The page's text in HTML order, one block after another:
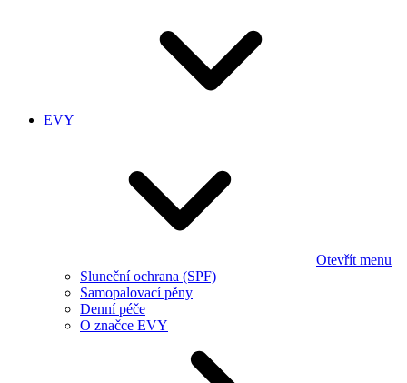
EVY
Otevřít menu
Sluneční ochrana (SPF)
Samopalovací pěny
Denní péče
O značce EVY